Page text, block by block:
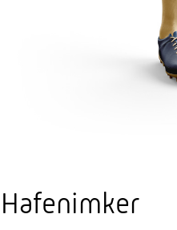
Hafenimker